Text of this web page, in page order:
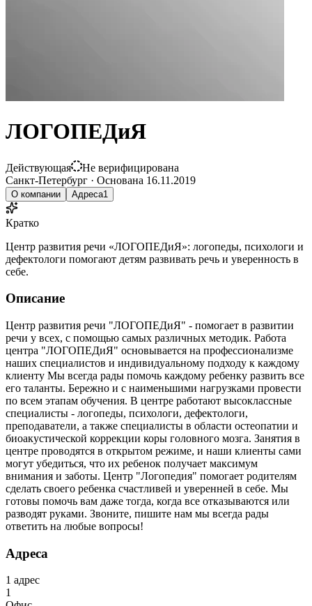
ЛОГОПЕДиЯ
Действующая
Не верифицирована
Санкт-Петербург · Основана 16.11.2019
О компании Адреса1
Кратко
Центр развития речи «ЛОГОПЕДиЯ»: логопеды, психологи и
дефектологи помогают детям развивать речь и уверенность в
себе.
Описание
Центр развития речи "ЛОГОПЕДиЯ" - помогает в развитии
речи у всех, с помощью самых различных методик. Работа
центра "ЛОГОПЕДиЯ" основывается на профессионализме
наших специалистов и индивидуальному подходу к каждому
клиенту Мы всегда рады помочь каждому ребенку развить все
его таланты. Бережно и с наименьшими нагрузками провести
по всем этапам обучения. В центре работают высоклассные
специалисты - логопеды, психологи, дефектологи,
преподаватели, а также специалисты в области остеопатии и
биоакустической коррекции коры головного мозга. Занятия в
центре проводятся в открытом режиме, и наши клиенты сами
могут убедиться, что их ребенок получает максимум
внимания и заботы. Центр "Логопедия" помогает родителям
сделать своего ребенка счастливей и уверенней в себе. Мы
готовы помочь вам даже тогда, когда все отказываются или
разводят руками. Звоните, пишите нам мы всегда рады
ответить на любые вопросы!
Адреса
1 адрес
1